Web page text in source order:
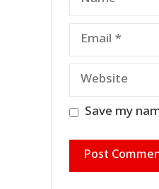
Email
Website
Save my